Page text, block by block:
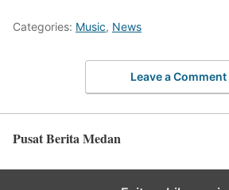
Categories: Music, News
Leave a Comment
Pusat Berita Medan